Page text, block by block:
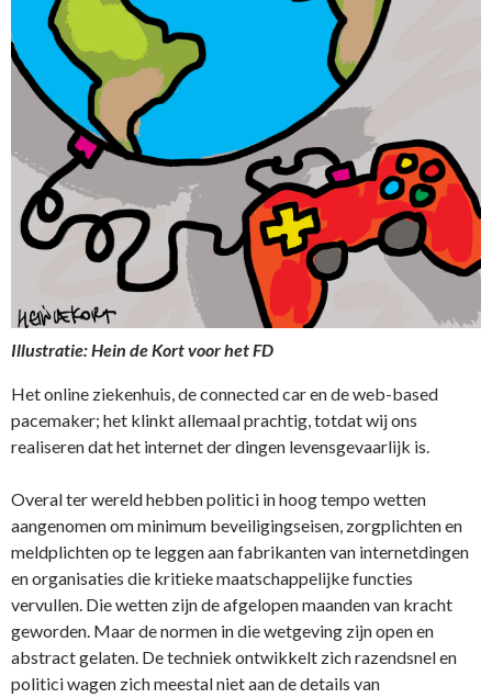
Illustratie: Hein de Kort voor het FD
Het online ziekenhuis, de connected car en de web-based
pacemaker; het klinkt allemaal prachtig, totdat wij ons
realiseren dat het internet der dingen levensgevaarlijk is.
Overal ter wereld hebben politici in hoog tempo wetten
aangenomen om minimum beveiligingseisen, zorgplichten en
meldplichten op te leggen aan fabrikanten van internetdingen
en organisaties die kritieke maatschappelijke functies
vervullen. Die wetten zijn de afgelopen maanden van kracht
geworden. Maar de normen in die wetgeving zijn open en
abstract gelaten. De techniek ontwikkelt zich razendsnel en
politici wagen zich meestal niet aan de details van